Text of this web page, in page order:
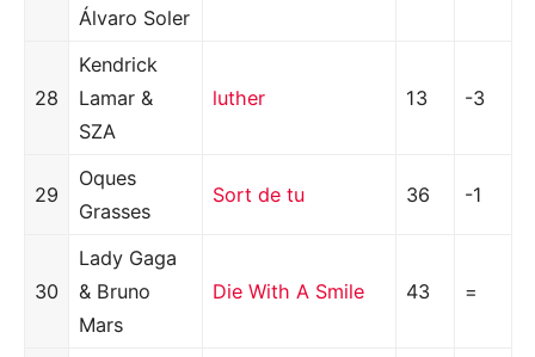
Álvaro Soler
28
Kendrick
Lamar &
SZA
luther 13 -3
29
Oques
Grasses
Sort de tu 36 -1
30
Lady Gaga
& Bruno
Mars
Die With A Smile 43 =